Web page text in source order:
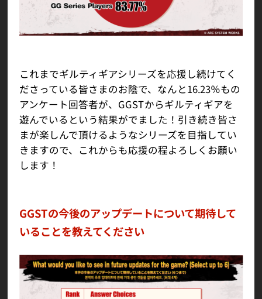
これまでギルティギアシリーズを応援し続けてく
ださっている皆さまのお陰で、なんと16.23％もの
アンケート回答者が、GGSTからギルティギアを
遊んでいるという結果がでました！引き続き皆さ
まが楽しんで頂けるようなシリーズを目指してい
きますので、これからも応援の程よろしくお願い
します！
GGSTの今後のアップデートについて期待して
いることを教えてください